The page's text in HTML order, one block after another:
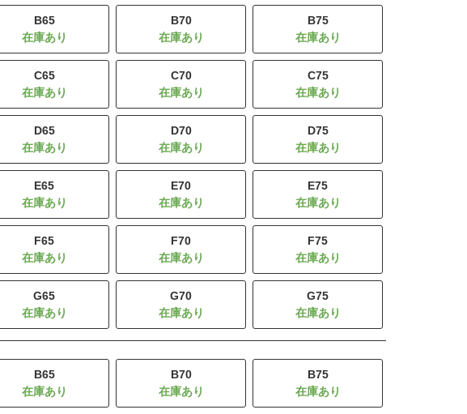
B65 B70 B75
C65 C70 C75
D65 D70 D75
E65 E70 E75
F65 F70 F75
G65 G70 G75
B65 B70 B75